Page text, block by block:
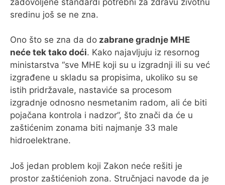
sredinu još se ne zna.
Ono što se zna da do zabrane gradnje MHE
neće tek tako doći. Kako najavljuju iz resornog
ministarstva “sve MHE koji su u izgradnji ili su već
izgrađene u skladu sa propisima, ukoliko su se
istih pridržavale, nastaviće sa procesom
izgradnje odnosno nesmetanim radom, ali će biti
pojačana kontrola i nadzor”, što znači da će u
zaštićenim zonama biti najmanje 33 male
hidroelektrane.
Još jedan problem koji Zakon neće rešiti je
prostor zaštićenioh zona. Stručnjaci navode da je